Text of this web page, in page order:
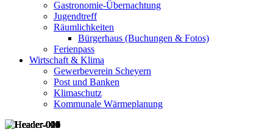
Gastronomie-Übernachtung
Jugendtreff
Räumlichkeiten
Bürgerhaus (Buchungen & Fotos)
Ferienpass
Wirtschaft & Klima
Gewerbeverein Scheyern
Post und Banken
Klimaschutz
Kommunale Wärmeplanung